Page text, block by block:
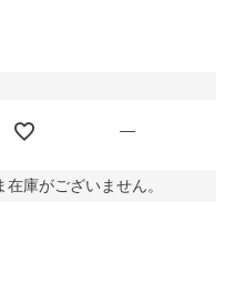
—
庫がございません。